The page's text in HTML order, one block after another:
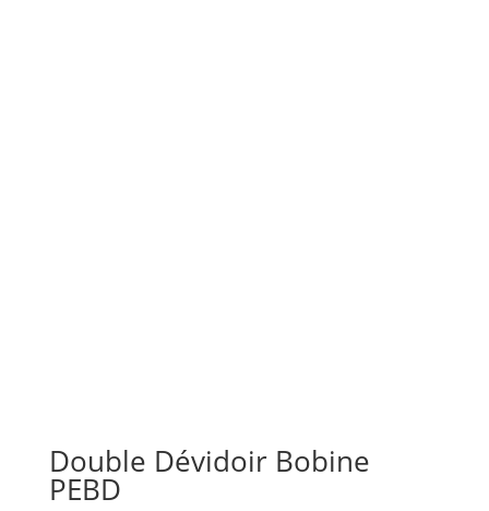
Double Dévidoir Bobine
PEBD